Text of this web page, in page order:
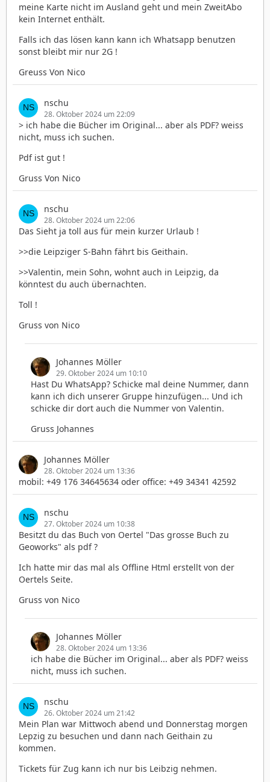
meine Karte nicht im Ausland geht und mein ZweitAbo
kein Internet enthält.
Falls ich das lösen kann kann ich Whatsapp benutzen
sonst bleibt mir nur 2G !
Greuss Von Nico
nschu
28. Oktober 2024 um 22:09
> ich habe die Bücher im Original... aber als PDF? weiss
nicht, muss ich suchen.
Pdf ist gut !
Gruss Von Nico
nschu
28. Oktober 2024 um 22:06
Das Sieht ja toll aus für mein kurzer Urlaub !
>>die Leipziger S-Bahn fährt bis Geithain.
>>Valentin, mein Sohn, wohnt auch in Leipzig, da
könntest du auch übernachten.
Toll !
Gruss von Nico
Johannes Möller
29. Oktober 2024 um 10:10
Hast Du WhatsApp? Schicke mal deine Nummer, dann
kann ich dich unserer Gruppe hinzufügen... Und ich
schicke dir dort auch die Nummer von Valentin.
Gruss Johannes
Johannes Möller
28. Oktober 2024 um 13:36
mobil: +49 176 34645634 oder office: +49 34341 42592
nschu
27. Oktober 2024 um 10:38
Besitzt du das Buch von Oertel "Das grosse Buch zu
Geoworks" als pdf ?
Ich hatte mir das mal als Offline Html erstellt von der
Oertels Seite.
Gruss von Nico
Johannes Möller
28. Oktober 2024 um 13:36
ich habe die Bücher im Original... aber als PDF? weiss
nicht, muss ich suchen.
nschu
26. Oktober 2024 um 21:42
Mein Plan war Mittwoch abend und Donnerstag morgen
Lepzig zu besuchen und dann nach Geithain zu
kommen.
Tickets für Zug kann ich nur bis Leibzig nehmen.